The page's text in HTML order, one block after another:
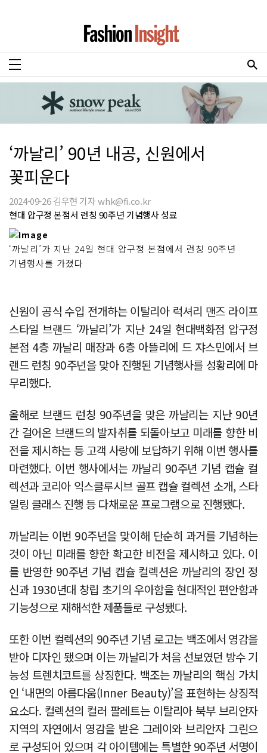
‘까날리’ 90년 내공, 신원에서
꽃피운다
2024-09-26 김우현 기자 whk@fi.co.kr
현대 압구정 본점서 런칭 90주년 기념행사 성료
‘까날리’가 지난 24일 현대 압구정 본점에서 런칭 90주년
기념행사를 가졌다
신원이 공식 수입 전개하는 이탈리아 럭셔리 맨즈 라이프
스타일 브랜드 ‘까날리’가 지난 24일 현대백화점 압구정
본점 4층 까날리 매장과 6층 아뜰리에 드 쟈스민에서 브
랜드 런칭 90주년을 맞아 진행된 기념행사를 성황리에 마
무리했다.
올해로 브랜드 런칭 90주년을 맞은 까날리는 지난 90년
간 걸어온 브랜드의 발자취를 되돌아보고 미래를 향한 비
전을 제시하는 등 고객 사랑에 보답하기 위해 이번 행사를
마련했다. 이번 행사에서는 까날리 90주년 기념 캡슐 컬
렉션과 코리아 익스클루시브 골프 캡슐 컬렉션 소개, 스타
일링 클래스 진행 등 다채로운 프로그램으로 진행됐다.
까날리는 이번 90주년을 맞이해 단순히 과거를 기념하는
것이 아닌 미래를 향한 확고한 비전을 제시하고 있다. 이
를 반영한 90주년 기념 캡슐 컬렉션은 까날리의 장인 정
신과 1930년대 창립 초기의 우아함을 현대적인 편안함과
기능성으로 재해석한 제품들로 구성됐다.
또한 이번 컬렉션의 90주년 기념 로고는 백조에서 영감을
받아 디자인 됐으며 이는 까날리가 처음 선보였던 방수 기
능성 트렌치코트를 상징한다. 백조는 까날리의 핵심 가치
인 ‘내면의 아름다움(Inner Beauty)’을 표현하는 상징적
요소다. 컬렉션의 컬러 팔레트는 이탈리아 북부 브리안자
지역의 자연에서 영감을 받은 그레이와 브리안자 그린으
로 구성되어 있으며 각 아이템에는 특별한 90주년 서명이